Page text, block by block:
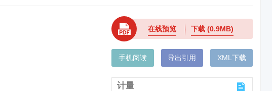
在线预览 下载(0.9MB)
手机阅读 导出引用 XML下载
计量